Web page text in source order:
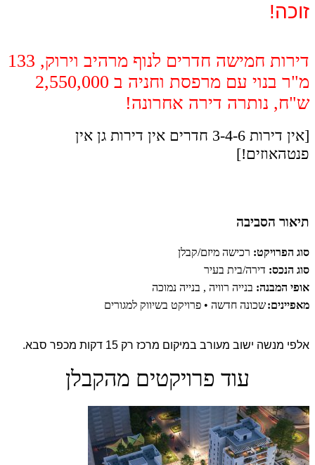
זוכה!
דירות חמישה חדרים לנוף מרהיב וירוק,
133
מ"ר בנוי עם מרפסת וחניה ב 2,550,000
ש"ח, נותרה דירה אחרונה!
[אין דירות 3-4-6 חדרים אין דירות גן אין
פנטהאוזים!]
תיאור הסביבה
סוג הפרויקט: רכישה מיזם/קבלן
סוג הנכס: דירה/בית בעיר
אופי המבנה: בנייה רוויה , בנייה נמוכה
מאפיינים:שכונה חדשה • פרויקט בשיווק למגורים
אלפי מנשה ישוב מעורב במיקום מרכז רק 15 דקות מכפר סבא.
עוד פרויקטים מהקבלן